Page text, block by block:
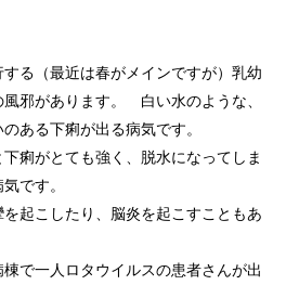
る（最近は春がメインですが）乳幼
邪があります。 白い水のような、
ある下痢が出る病気です。
痢がとても強く、脱水になってしま
です。
起こしたり、脳炎を起こすこともあ
で一人ロタウイルスの患者さんが出